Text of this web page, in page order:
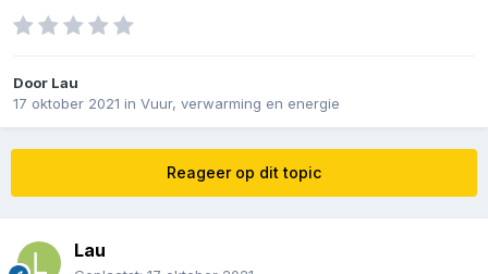
Door Lau
17 oktober 2021 in Vuur, verwarming en energie
Reageer op dit topic
Lau